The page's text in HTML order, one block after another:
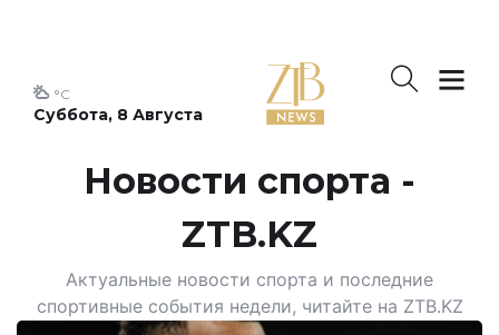
Суббота, 8 Августа
°C
Новости спорта -
ZTB.KZ
Актуальные новости спорта и последние
спортивные события недели, читайте на ZTB.KZ